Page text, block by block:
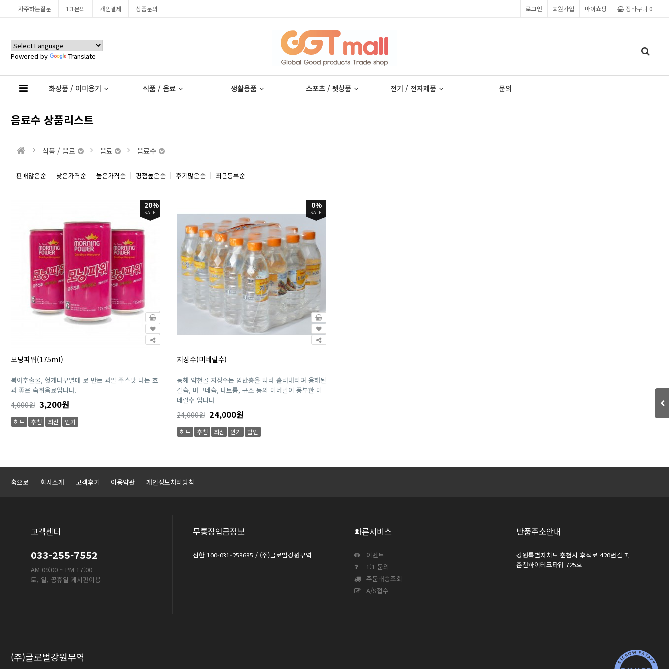
Powered by Translate
자주하는질문 1:1문의 개인결제 상품문의 장바구니 0
마이쇼핑
회원가입
로그인
화장품 / 이미용기 식품 / 음료 생활용품 스포츠 / 펫상품 전기 / 전자제품 문의
음료수 상품리스트
식품 / 음료 음료 음료수
판매많은순 낮은가격순 높은가격순 평점높은순 후기많은순 최근등록순
20%
SALE
모닝파워(175ml)
복어추출물, 헛개나무열매 로 만든 과일 주스맛 나는 효
과 좋은 숙취음료입니다.
4,000원 3,200원
히트 추천 최신 인기
0%
SALE
지장수(미네랄수)
동해 약천골 지장수는 암반층을 따라 흘러내리며 용해된
칼슘, 마그네슘, 나트륨, 규소 등의 미네랄이 풍부한 미
네랄수 입니다
24,000원 24,000원
히트 추천 최신 인기 할인
홈으로 회사소개 고객후기 이용약관 개인정보처리방침
고객센터
033-255-7552
AM 09:00 ~ PM 17:00
토, 일, 공휴일 게시판이용
무통장입금정보
신한 100-031-253635 / (주)글로벌강원무역
빠른서비스
이벤트
1:1 문의
주문배송조회
A/S접수
반품주소안내
강원특별자치도 춘천시 후석로 420번길 7,
춘천하이테크타워 725호
(주)글로벌강원무역